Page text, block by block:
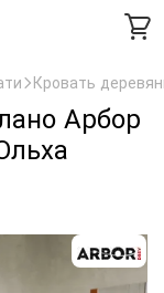
Кровать
Арбор